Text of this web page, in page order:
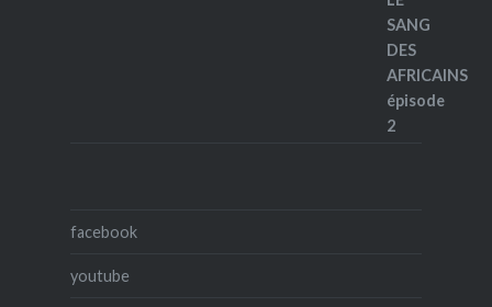
facebook
youtube